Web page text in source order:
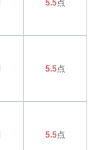
5.5点
5.5点
5.5点